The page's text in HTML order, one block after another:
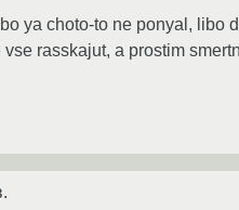
ya choto-to ne ponyal, libo
rasskajut, a prostim